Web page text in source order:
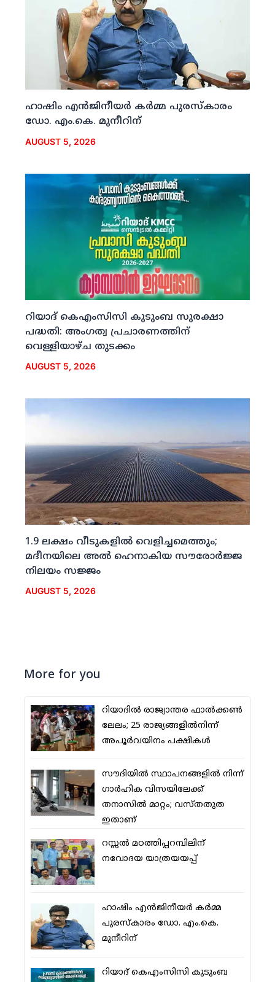
ഹാഷിം എന്‍ജിനീയര്‍ കര്‍മ്മ പുരസ്‌കാരം
ഡോ. എം.കെ. മുനീറിന്
AUGUST 5, 2026
റിയാദ് കെഎംസിസി കുടുംബ സുരക്ഷാ
പദ്ധതി: അംഗത്വ പ്രചാരണത്തിന്
വെള്ളിയാഴ്ച തുടക്കം
AUGUST 5, 2026
1.9 ലക്ഷം വീടുകളില്‍ വെളിച്ചമെത്തും;
മദീനയിലെ അല്‍ ഹെനാകിയ സൗരോര്‍ജ്ജ
നിലയം സജ്ജം
AUGUST 5, 2026
More for you
റിയാദില്‍ രാജ്യാന്തര ഫാല്‍ക്കണ്‍
ലേലം; 25 രാജ്യങ്ങളില്‍നിന്ന്
അപൂര്‍വയിനം പക്ഷികള്‍
സൗദിയില്‍ സ്ഥാപനങ്ങളില്‍ നിന്ന്
ഗാര്‍ഹിക വിസയിലേക്ക്
തനാസില്‍ മാറ്റം; വസ്തതുത
ഇതാണ്
റസ്സല്‍ മഠത്തിപ്പറമ്പിലിന്
നവോദയ യാത്രയയപ്പ്
ഹാഷിം എന്‍ജിനീയര്‍ കര്‍മ്മ
പുരസ്‌കാരം ഡോ. എം.കെ.
മുനീറിന്
റിയാദ് കെഎംസിസി കുടുംബ